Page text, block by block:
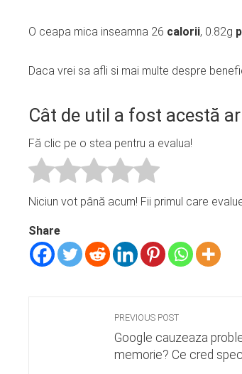
O ceapa mica inseamna 26 calorii, 0.82g
Daca vrei sa afli si mai multe despre
Cât de util a fost acestă
Fă clic pe o stea pentru a evalua!
Niciun vot până acum! Fii primul care
Share
PREVIOUS POST
Google cauzeaza
memorie? Ce cred